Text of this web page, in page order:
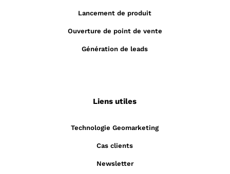
Lancement de produit
Ouverture de point de vente
Génération de leads
Liens utiles
Technologie Geomarketing
Cas clients
Newsletter